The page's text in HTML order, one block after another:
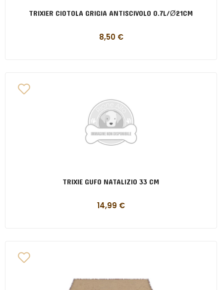
TRIXIER CIOTOLA GRIGIA ANTISCIVOLO 0.7L/Ø21CM
8,50 €
TRIXIE GUFO NATALIZIO 33 CM
14,99 €